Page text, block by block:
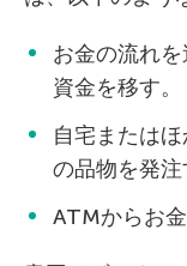
お金の流れ
資金を移す。
自宅または
の品物を発注
ATMからお金